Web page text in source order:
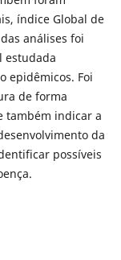
índice Global de
análises foi
estudada
epidêmicos. Foi
de forma
também indicar a
da
possíveis